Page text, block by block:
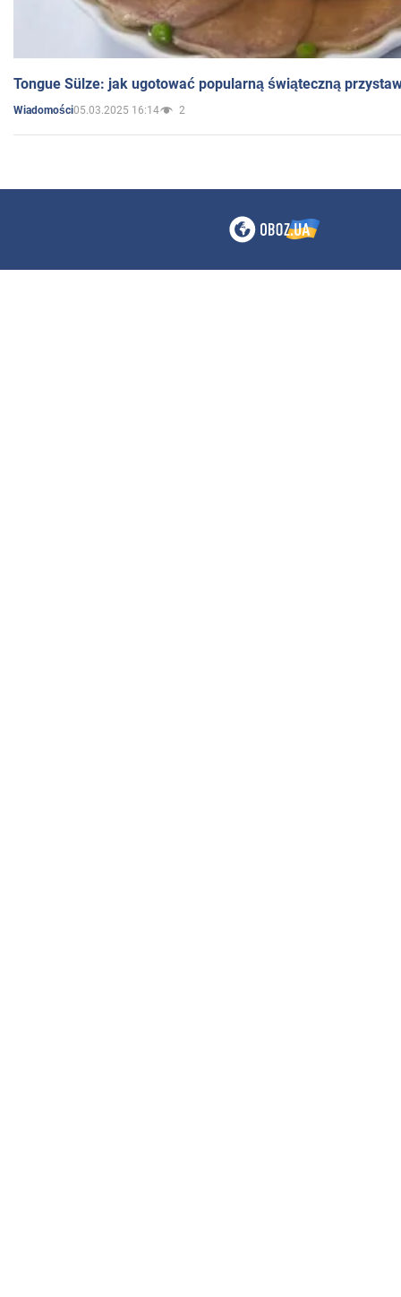
Tongue Sülze: jak ugotować popularną świąteczną
Wiadomości05.03.2025 16:14 2